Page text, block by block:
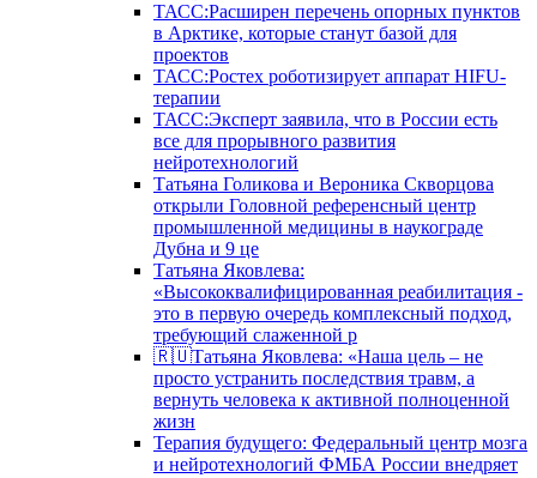
ТАСС:Расширен перечень опорных пунктов
в Арктике, которые станут базой для
проектов
ТАСС:Ростех роботизирует аппарат HIFU-
терапии
ТАСС:Эксперт заявила, что в России есть
все для прорывного развития
нейротехнологий
Татьяна Голикова и Вероника Скворцова
открыли Головной референсный центр
промышленной медицины в наукограде
Дубна и 9 це
Татьяна Яковлева:
«Высококвалифицированная реабилитация -
это в первую очередь комплексный подход,
требующий слаженной р
🇷🇺Татьяна Яковлева: «Наша цель – не
просто устранить последствия травм, а
вернуть человека к активной полноценной
жизн
Терапия будущего: Федеральный центр мозга
и нейротехнологий ФМБА России внедряет